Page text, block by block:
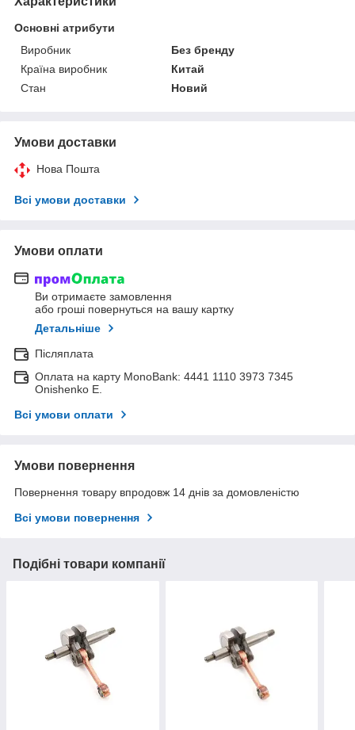
Основні атрибути
Виробник
Без бренду
Країна виробник
Китай
Стан
Новий
Умови доставки
Нова Пошта
Всі умови доставки
Умови оплати
Ви отримаєте замовлення
або гроші повернуться на вашу картку
Детальніше
Післяплата
Оплата на карту MonoBank: 4441 1110 3973 7345
Onishenko E.
Всі умови оплати
Умови повернення
Повернення товару впродовж 14 днів за домовленістю
Всі умови повернення
Подібні товари компанії